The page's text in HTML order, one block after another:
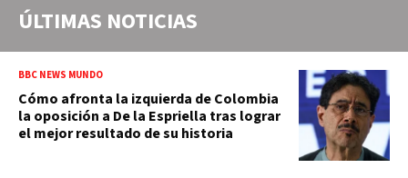
ÚLTIMAS NOTICIAS
BBC NEWS MUNDO
Cómo afronta la izquierda de Colombia
la oposición a De la Espriella tras lograr
el mejor resultado de su historia